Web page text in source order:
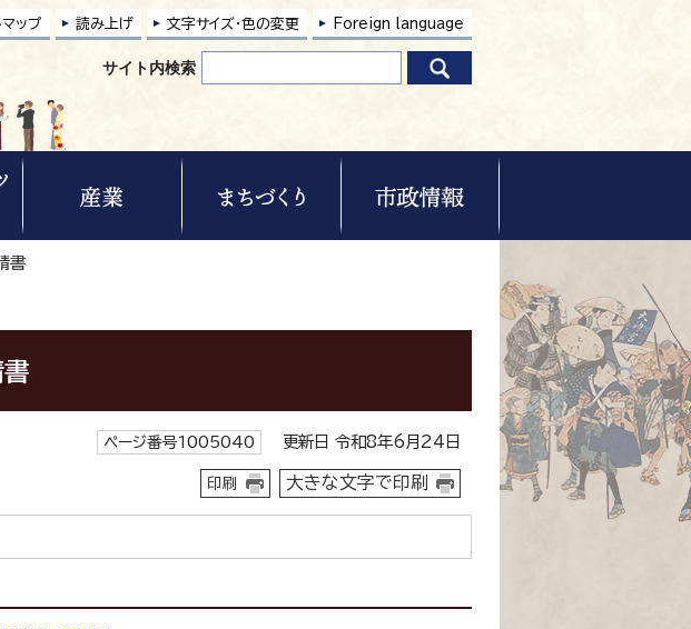
マップ 読み上げ 文字サイズ・色の変更 Foreign language
サイト内検索
書
ページ番号1005040 更新日 令和8年6月24日
印刷 大きな文字で印刷